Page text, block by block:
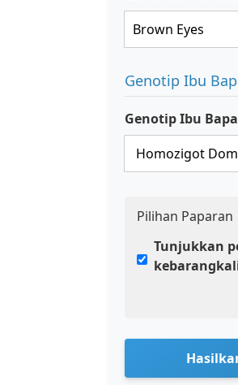
Genotip Ibu
Genotip Ibu
Pilihan Paparan
Tunjukkan